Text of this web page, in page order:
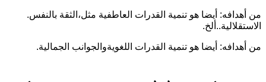
من أهدافه: أيضا هو تنمية القدرات العاطفية مثل،الثقة بالنفس.
الاستقلالية..ألخ.
من أهدافه: أيضا هو تنمية القدرات اللغويةوالجوانب الجمالية.